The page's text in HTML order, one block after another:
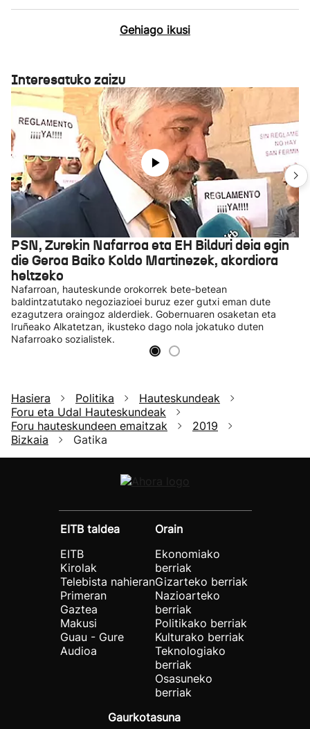
Gehiago ikusi
Interesatuko zaizu
PSN, Zurekin Nafarroa eta EH Bilduri deia egin
die Geroa Baiko Koldo Martinezek, akordiora
heltzeko
Nafarroan, hauteskunde orokorrek bete-betean
baldintzatutako negoziazioei buruz ezer gutxi eman dute
ezagutzera oraingoz alderdiek. Gobernuaren osaketan eta
Iruñeako Alkatetzan, ikusteko dago nola jokatuko duten
Nafarroako sozialistek.
Hasiera Politika
Hauteskundeak
Foru eta Udal Hauteskundeak
Foru hauteskundeen emaitzak
2019
Bizkaia
Gatika
EITB taldea
EITB
Kirolak
Telebista nahieran
Primeran
Gaztea
Makusi
Guau - Gure
Audioa
Orain
Ekonomiako
berriak
Gizarteko berriak
Nazioarteko
berriak
Politikako berriak
Kulturako berriak
Teknologiako
berriak
Osasuneko
berriak
Gaurkotasuna